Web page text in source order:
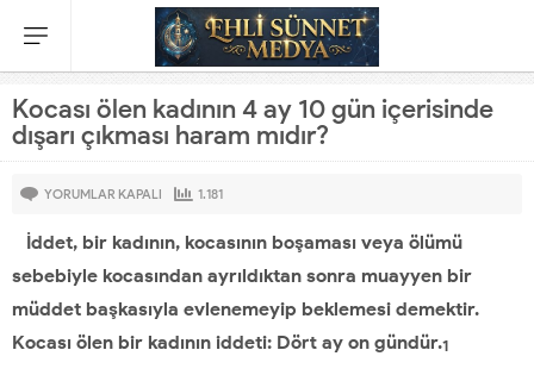
Kocası ölen kadının 4 ay 10 gün içerisinde
dışarı çıkması haram mıdır?
YORUMLAR KAPALI 1.181
İddet, bir kadının, kocasının boşaması veya ölümü
sebebiyle kocasından ayrıldıktan sonra muayyen bir
müddet başkasıyla evlenemeyip beklemesi demektir.
Kocası ölen bir kadının iddeti: Dört ay on gündür.1